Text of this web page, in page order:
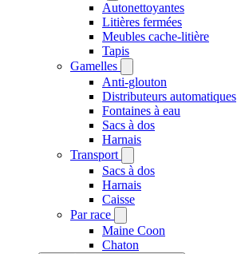
Autonettoyantes
Litières fermées
Meubles cache-litière
Tapis
Gamelles
Anti-glouton
Distributeurs automatiques
Fontaines à eau
Sacs à dos
Harnais
Transport
Sacs à dos
Harnais
Caisse
Par race
Maine Coon
Chaton